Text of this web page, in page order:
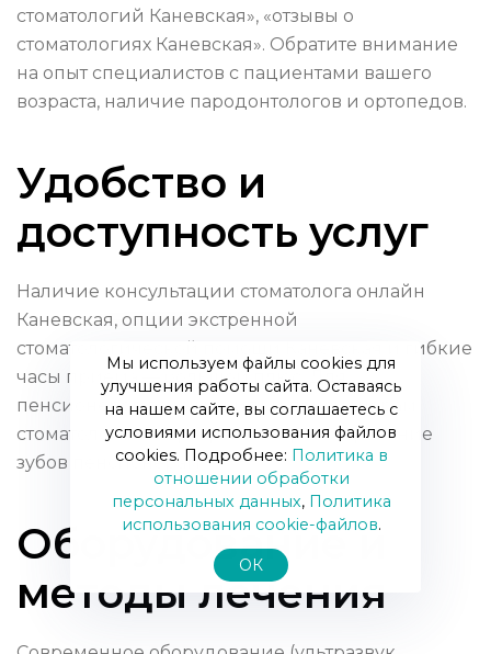
стоматологий Каневская», «отзывы о
стоматологиях Каневская». Обратите внимание
на опыт специалистов с пациентами вашего
возраста, наличие пародонтологов и ортопедов.
Удобство и
доступность услуг
Наличие консультации стоматолога онлайн
Каневская, опции экстренной
стоматологической помощи Каневская и гибкие
часы приёма — большой плюс. Для
пенсионеров важны скидки пенсионерам
стоматология и программы протезирование
зубов пенсионерам.
Оборудование и
методы лечения
Мы используем файлы cookies для
улучшения работы сайта. Оставаясь
на нашем сайте, вы соглашаетесь с
условиями использования файлов
cookies. Подробнее: Политика в
отношении обработки
персональных данных, Политика
использования сookie-файлов.
ОК